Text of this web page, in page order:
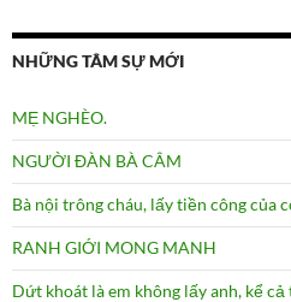
NHỮNG TÂM SỰ MỚI
MẸ NGHÈO.
NGƯỜI ĐÀN BÀ CÂM
Bà nội trông cháu, lấy tiền công của
RANH GIỚI MONG MANH
Dứt khoát là em không lấy anh, kể